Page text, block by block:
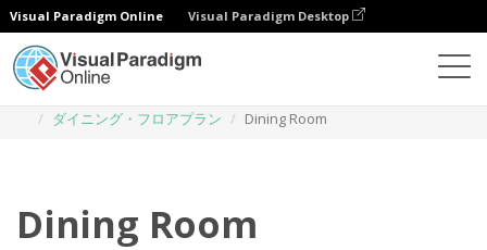
Visual Paradigm Online Visual Paradigm Desktop
ダイニング・フロアプラン
Dining Room
Dining Room